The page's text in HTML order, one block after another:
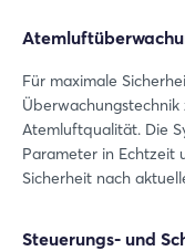
Für maximale
Atemluftqualität. Die
Parameter in Echtzeit
Sicherheit nach
Steuerungs- und